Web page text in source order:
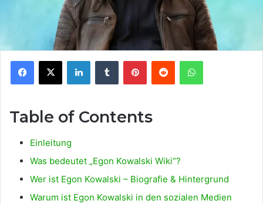
Facebook
X LinkedInTumblr PinterestReddit WhatsApp
Table of Contents
Einleitung
Was bedeutet „Egon Kowalski Wiki“?
Wer ist Egon Kowalski – Biografie & Hintergrund
Warum ist Egon Kowalski in den sozialen Medien